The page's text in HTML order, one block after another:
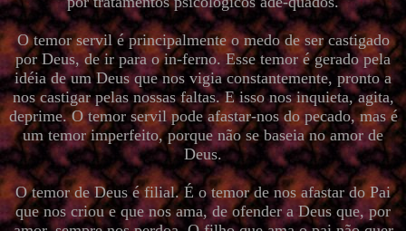
O temor servil é principalmente o medo de ser castigado
por Deus, de ir para o in-ferno. Esse temor é gerado pela
idéia de um Deus que nos vigia constantemente, pronto a
nos castigar pelas nossas faltas. E isso nos inquieta, agita,
deprime. O temor servil pode afastar-nos do pecado, mas é
um temor imperfeito, porque não se baseia no amor de
Deus.
O temor de Deus é filial. É o temor de nos afastar do Pai
que nos criou e que nos ama, de ofender a Deus que, por